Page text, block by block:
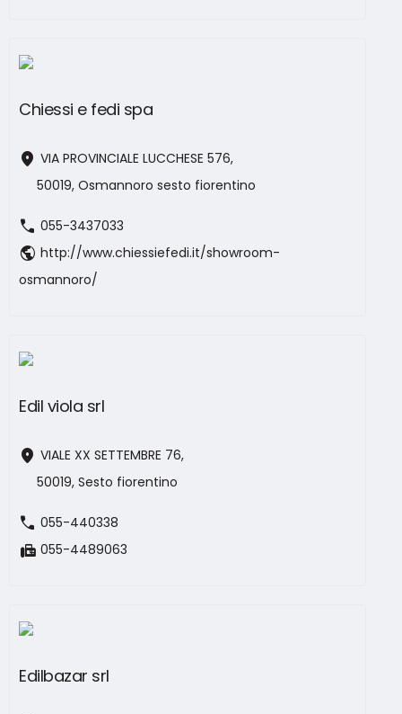
Chiessi e fedi spa
location_on VIA PROVINCIALE LUCCHESE 576,
50019, Osmannoro sesto fiorentino
call 055-3437033
public http://www.chiessiefedi.it/showroom-
osmannoro/
Edil viola srl
location_on VIALE XX SETTEMBRE 76,
50019, Sesto fiorentino
call 055-440338
fax 055-4489063
Edilbazar srl